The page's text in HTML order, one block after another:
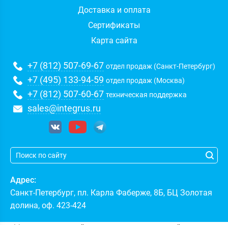
Доставка и оплата
Сертификаты
Карта сайта
+7 (812) 507-69-67 отдел продаж (Санкт-Петербург)
+7 (495) 133-94-59 отдел продаж (Москва)
+7 (812) 507-60-67 техническая поддержка
sales@integrus.ru
Адрес:
Санкт-Петербург, пл. Карла Фаберже, 8Б, БЦ Золотая
долина, оф. 423-424